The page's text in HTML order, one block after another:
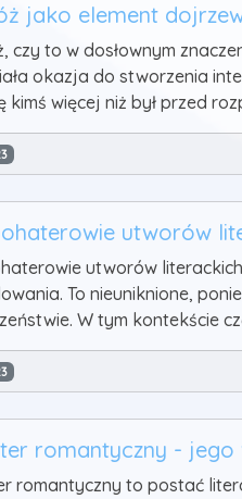
jako element
czy to w dosłownym
okazja do stworzenia
kimś więcej niż był przed
utworów
utworów
To nieuniknione,
W tym kontekście
romantyczny - jego
romantyczny to postać